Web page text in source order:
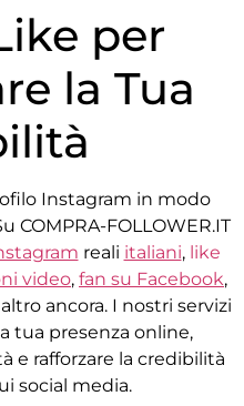
per
la Tua
Instagram in modo
COMPRA-FOLLOWER.IT
reali italiani, like
video, fan su Facebook,
ancora. I nostri servizi
tua presenza online,
e rafforzare la credibilità
social media.